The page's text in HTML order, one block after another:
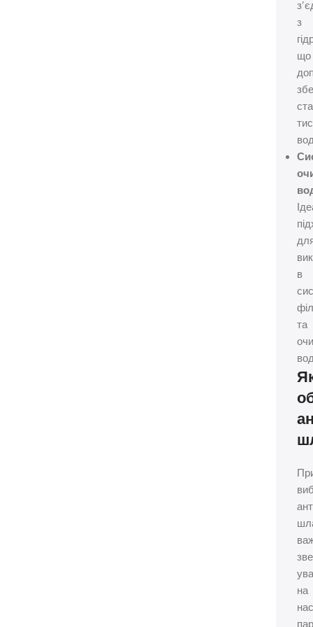
з
що
в
та
на